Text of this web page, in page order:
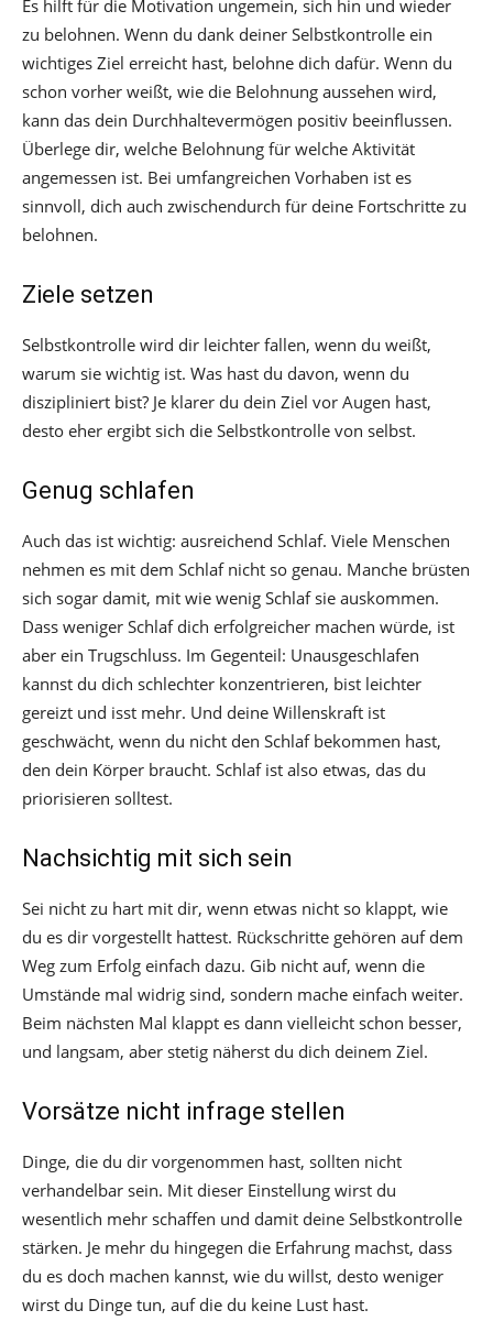
Es hilft für die Motivation ungemein, sich hin und wieder
zu belohnen. Wenn du dank deiner Selbstkontrolle ein
wichtiges Ziel erreicht hast, belohne dich dafür. Wenn du
schon vorher weißt, wie die Belohnung aussehen wird,
kann das dein Durchhaltevermögen positiv beeinflussen.
Überlege dir, welche Belohnung für welche Aktivität
angemessen ist. Bei umfangreichen Vorhaben ist es
sinnvoll, dich auch zwischendurch für deine Fortschritte zu
belohnen.
Ziele setzen
Selbstkontrolle wird dir leichter fallen, wenn du weißt,
warum sie wichtig ist. Was hast du davon, wenn du
diszipliniert bist? Je klarer du dein Ziel vor Augen hast,
desto eher ergibt sich die Selbstkontrolle von selbst.
Genug schlafen
Auch das ist wichtig: ausreichend Schlaf. Viele Menschen
nehmen es mit dem Schlaf nicht so genau. Manche brüsten
sich sogar damit, mit wie wenig Schlaf sie auskommen.
Dass weniger Schlaf dich erfolgreicher machen würde, ist
aber ein Trugschluss. Im Gegenteil: Unausgeschlafen
kannst du dich schlechter konzentrieren, bist leichter
gereizt und isst mehr. Und deine Willenskraft ist
geschwächt, wenn du nicht den Schlaf bekommen hast,
den dein Körper braucht. Schlaf ist also etwas, das du
priorisieren solltest.
Nachsichtig mit sich sein
Sei nicht zu hart mit dir, wenn etwas nicht so klappt, wie
du es dir vorgestellt hattest. Rückschritte gehören auf dem
Weg zum Erfolg einfach dazu. Gib nicht auf, wenn die
Umstände mal widrig sind, sondern mache einfach weiter.
Beim nächsten Mal klappt es dann vielleicht schon besser,
und langsam, aber stetig näherst du dich deinem Ziel.
Vorsätze nicht infrage stellen
Dinge, die du dir vorgenommen hast, sollten nicht
verhandelbar sein. Mit dieser Einstellung wirst du
wesentlich mehr schaffen und damit deine Selbstkontrolle
stärken. Je mehr du hingegen die Erfahrung machst, dass
du es doch machen kannst, wie du willst, desto weniger
wirst du Dinge tun, auf die du keine Lust hast.